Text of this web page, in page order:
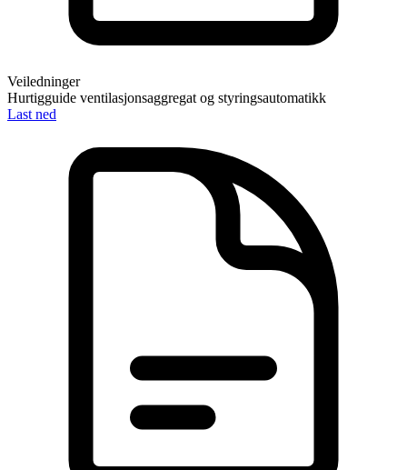
Veiledninger
Hurtigguide ventilasjonsaggregat og styringsautomatikk
Last ned